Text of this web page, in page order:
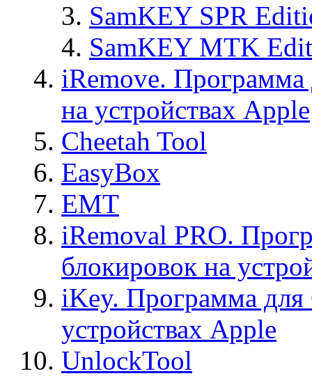
SamKEY SPR
SamKEY MTK
iRemove. Программа
на устройствах Apple
Cheetah Tool
EasyBox
EMT
iRemoval PRO.
блокировок на
iKey. Программа для
устройствах Apple
UnlockTool